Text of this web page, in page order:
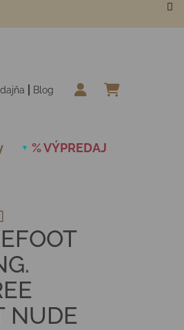
Blog
% VÝPREDAJ
NUDE